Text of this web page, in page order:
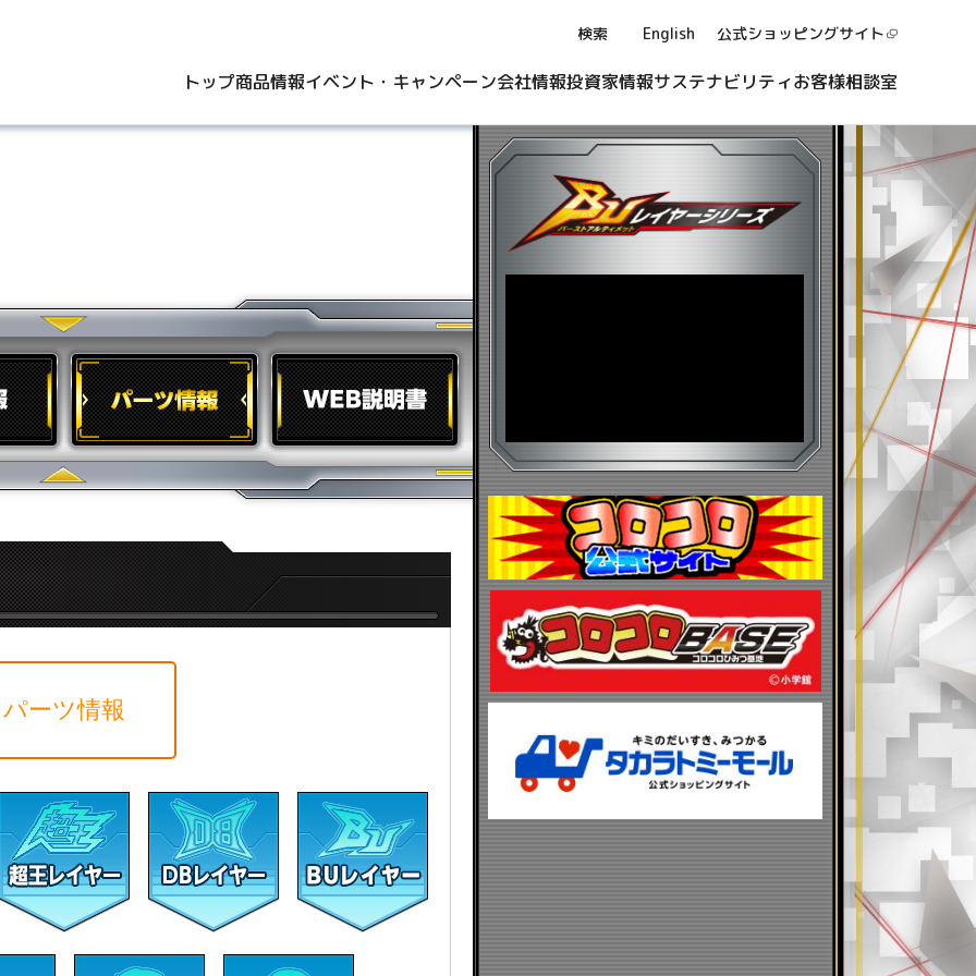
検索 English 公式ショッピングサイト
トップ商品情報イベント・キャンペーン会社情報投資家情報サステナビリティお客様相談室
パーツ情報